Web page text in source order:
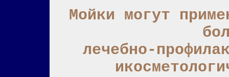
Мойки могут
лечебно-